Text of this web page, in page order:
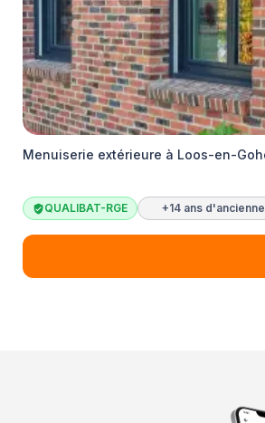
Menuiserie extérieure à Loos-en-
QUALIBAT-RGE +14 ans